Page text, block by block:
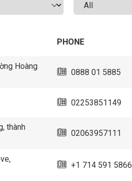
PHONE
Hoàng
0888 01 5885
02253851149
thành
02063957111
+1 714 591 5866